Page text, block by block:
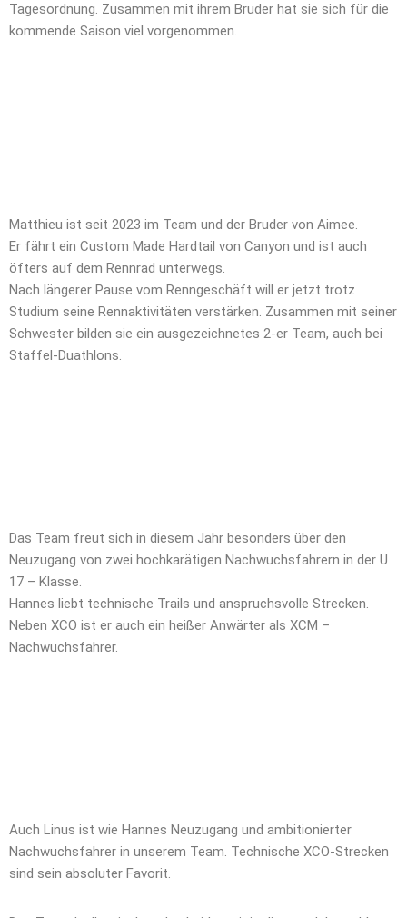
Tagesordnung. Zusammen mit ihrem Bruder hat sie sich für die
kommende Saison viel vorgenommen.
Matthieu ist seit 2023 im Team und der Bruder von Aimee.
Er fährt ein Custom Made Hardtail von Canyon und ist auch
öfters auf dem Rennrad unterwegs.
Nach längerer Pause vom Renngeschäft will er jetzt trotz
Studium seine Rennaktivitäten verstärken. Zusammen mit seiner
Schwester bilden sie ein ausgezeichnetes 2-er Team, auch bei
Staffel-Duathlons.
Das Team freut sich in diesem Jahr besonders über den
Neuzugang von zwei hochkarätigen Nachwuchsfahrern in der U
17 – Klasse.
Hannes liebt technische Trails und anspruchsvolle Strecken.
Neben XCO ist er auch ein heißer Anwärter als XCM –
Nachwuchsfahrer.
Auch Linus ist wie Hannes Neuzugang und ambitionierter
Nachwuchsfahrer in unserem Team. Technische XCO-Strecken
sind sein absoluter Favorit.